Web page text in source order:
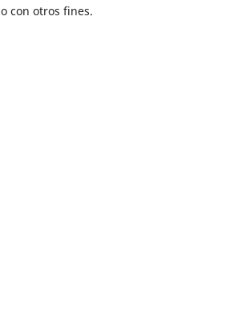
con otros fines.